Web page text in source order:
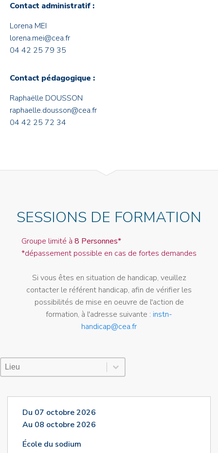
Contact administratif :
Lorena MEI
lorena.mei@cea.fr
04 42 25 79 35
Contact pédagogique :
Raphaëlle DOUSSON
raphaelle.dousson@cea.fr
04 42 25 72 34
SESSIONS DE FORMATION
Groupe limité à 8 Personnes*
*dépassement possible en cas de fortes demandes
Si vous êtes en situation de handicap, veuillez
contacter le référent handicap, afin de vérifier les
possibilités de mise en oeuvre de l'action de
formation, à l'adresse suivante : instn-
handicap@cea.fr
Lieu Session
Sélectionnez le contenu
Sélectionnez le contenu
Du 07 octobre 2026
Au 08 octobre 2026
École du sodium